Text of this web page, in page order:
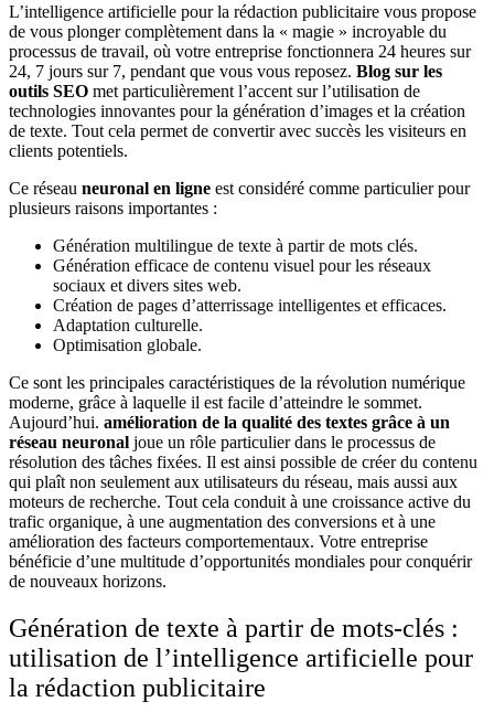
L’intelligence artificielle pour la rédaction publicitaire vous propose
de vous plonger complètement dans la « magie » incroyable du
processus de travail, où votre entreprise fonctionnera 24 heures sur
24, 7 jours sur 7, pendant que vous vous reposez. Blog sur les
outils SEO met particulièrement l’accent sur l’utilisation de
technologies innovantes pour la génération d’images et la création
de texte. Tout cela permet de convertir avec succès les visiteurs en
clients potentiels.
Ce réseau neuronal en ligne est considéré comme particulier pour
plusieurs raisons importantes :
Génération multilingue de texte à partir de mots clés.
Génération efficace de contenu visuel pour les réseaux
sociaux et divers sites web.
Création de pages d’atterrissage intelligentes et efficaces.
Adaptation culturelle.
Optimisation globale.
Ce sont les principales caractéristiques de la révolution numérique
moderne, grâce à laquelle il est facile d’atteindre le sommet.
Aujourd’hui. amélioration de la qualité des textes grâce à un
réseau neuronal joue un rôle particulier dans le processus de
résolution des tâches fixées. Il est ainsi possible de créer du contenu
qui plaît non seulement aux utilisateurs du réseau, mais aussi aux
moteurs de recherche. Tout cela conduit à une croissance active du
trafic organique, à une augmentation des conversions et à une
amélioration des facteurs comportementaux. Votre entreprise
bénéficie d’une multitude d’opportunités mondiales pour conquérir
de nouveaux horizons.
Génération de texte à partir de mots-clés :
utilisation de l’intelligence artificielle pour
la rédaction publicitaire